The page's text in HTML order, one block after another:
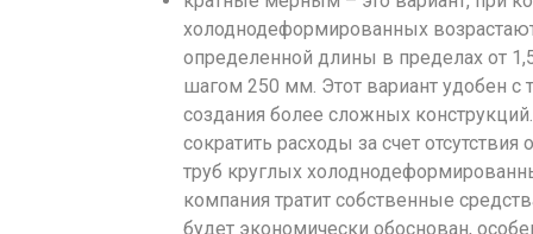
холоднодеформированных
определенной длины в пределах от
шагом 250 мм. Этот вариант удобен с
создания более сложных
сократить расходы за счет
труб круглых
компания тратит собственные
будет экономически обоснован,